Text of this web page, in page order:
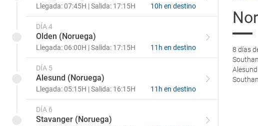
Llegada: 07:45H | Salida: 17:15H 10h en destino
DÍA 4
Olden (Noruega)
Llegada: 06:00H | Salida: 17:15H 11h en destino
DÍA 5
Alesund (Noruega)
Llegada: 05:15H | Salida: 16:15H 11h en destino
DÍA 6
Stavanger (Noruega)
8 días